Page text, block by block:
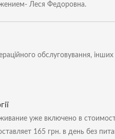
Леся Федоровна.
обслуговування,
уже включено в
165 грн. в день без